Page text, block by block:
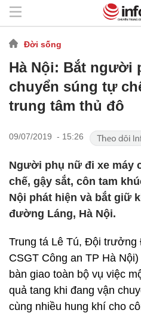
Đời sống
Hà Nội: Bắt người
chuyển súng tự
trung tâm thủ đô
09/07/2019 - 15:26
Người phụ nữ đi xe máy
chế, gậy sắt, côn tam
Nội phát hiện và bắt giữ
đường Láng, Hà Nội.
Trung tá Lê Tú, Đội trưởng
CSGT Công an TP Hà
bàn giao toàn bộ vụ việc
quả tang khi đang vận
cùng nhiều hung khí cho